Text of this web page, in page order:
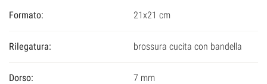
Formato: 21x21 cm
Rilegatura: brossura cucita con bandella
Dorso: 7 mm